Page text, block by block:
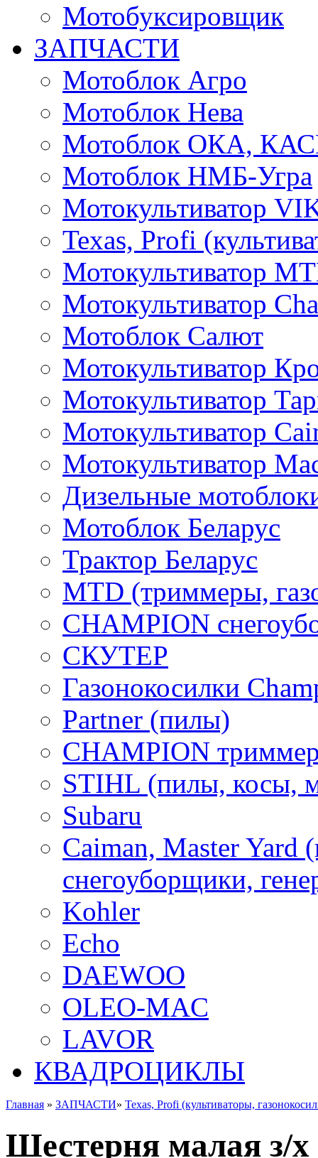
Мотобуксировщик
ЗАПЧАСТИ
Мотоблок Агро
Мотоблок Нева
Мотоблок ОКА,
Мотоблок НМБ-Угра
Мотокультиватор
Texas, Profi
Мотокультиватор
Мотокультиватор
Мотоблок Салют
Мотокультиватор
Мотокультиватор
Мотокультиватор
Мотокультиватор
Дизельные
Мотоблок Беларус
Трактор Беларус
MTD (триммеры,
CHAMPION
СКУТЕР
Газонокосилки
Partner (пилы)
CHAMPION
STIHL (пилы, косы,
Subaru
Caiman, Master Yard
снегоуборщики,
Kohler
Echo
DAEWOO
OLEO-MAC
LAVOR
КВАДРОЦИКЛЫ
Главная » ЗАПЧАСТИ» Texas, Profi (культиваторы,
Шестерня малая з/